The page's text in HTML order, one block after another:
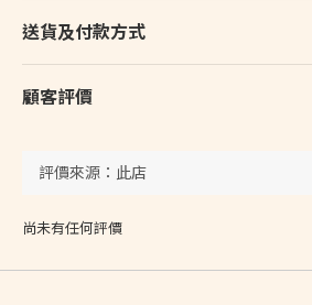
送貨及付款方式
顧客評價
尚未有任何評價